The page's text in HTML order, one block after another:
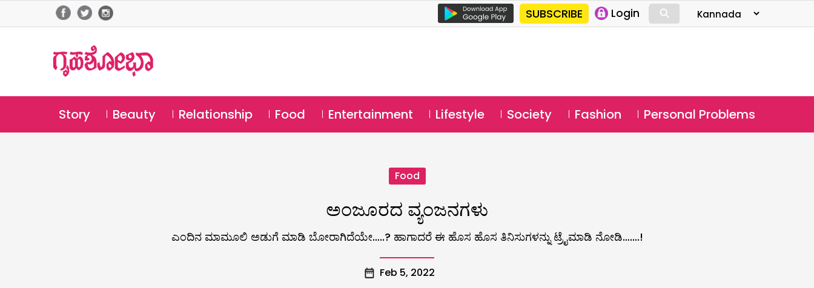
SUBSCRIBE Login ⚲
Story Beauty Relationship Food Entertainment Lifestyle Society Fashion Personal Problems
Food
ಅಂಜೂರದ ವ್ಯಂಜನಗಳು
ಎಂದಿನ ಮಾಮೂಲಿ ಅಡುಗೆ ಮಾಡಿ ಬೋರಾಗಿದೆಯೇ…..? ಹಾಗಾದರೆ ಈ ಹೊಸ ಹೊಸ ತಿನಿಸುಗಳನ್ನು ಟ್ರೈಮಾಡಿ ನೋಡಿ…….!
Feb 5, 2022